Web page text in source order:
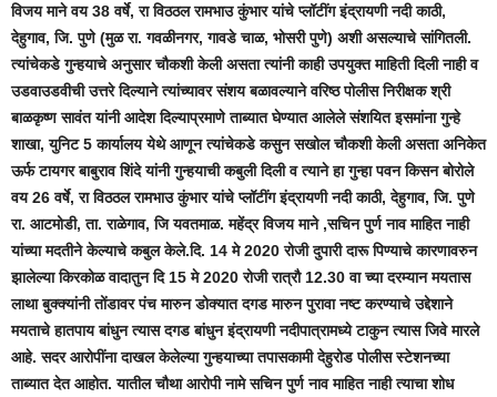
विजय माने वय 38 वर्षे, रा विठठल रामभाउ कुंभार यांचे प्लॉटींग इंद्रायणी नदी काठी,
देहुगाव, जि. पुणे (मुळ रा. गवळीनगर, गावडे चाळ, भोसरी पुणे) अशी असल्याचे सांगितली.
त्यांचेकडे गुन्हयाचे अनुसार चौकशी केली असता त्यांनी काही उपयुक्त माहिती दिली नाही व
उडवाउडवीची उत्तरे दिल्याने त्यांच्यावर संशय बळावल्याने वरिष्ठ पोलीस निरीक्षक श्री
बाळकृष्ण सावंत यांनी आदेश दिल्याप्रमाणे ताब्यात घेण्यात आलेले संशयित इसमांना गुन्हे
शाखा, युनिट 5 कार्यालय येथे आणून त्यांचेकडे कसुन सखोल चौकशी केली असता अनिकेत
ऊर्फ टायगर बाबुराव शिंदे यांनी गुन्हयाची कबुली दिली व त्याने हा गुन्हा पवन किसन बोरोले
वय 26 वर्षे, रा विठठल रामभाउ कुंभार यांचे प्लॉटींग इंद्रायणी नदी काठी, देहुगाव, जि. पुणे
रा. आटमोडी, ता. राळेगाव, जि यवतमाळ. महेंद्र विजय माने ,सचिन पुर्ण नाव माहित नाही
यांच्या मदतीने केल्याचे कबुल केले.दि. 14 मे 2020 रोजी दुपारी दारू पिण्याचे कारणावरुन
झालेल्या किरकोळ वादातुन दि 15 मे 2020 रोजी रात्रौ 12.30 वा च्या दरम्यान मयतास
लाथा बुक्क्यांनी तोंडावर पंच मारुन डोक्यात दगड मारुन पुरावा नष्ट करण्याचे उद्देशाने
मयताचे हातपाय बांधुन त्यास दगड बांधुन इंद्रायणी नदीपात्रामध्ये टाकुन त्यास जिवे मारले
आहे. सदर आरोपींना दाखल केलेल्या गुन्हयाच्या तपासकामी देहुरोड पोलीस स्टेशनच्या
ताब्यात देत आहोत. यातील चौथा आरोपी नामे सचिन पुर्ण नाव माहित नाही त्याचा शोध